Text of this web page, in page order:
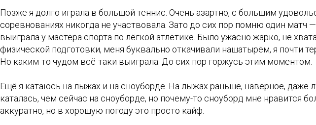
Позже я долго играла в большой теннис. Очень азартно, с большим
соревнованиях никогда не участвовала. Зато до сих пор помню один матч —
выиграла у мастера спорта по лёгкой атлетике. Было ужасно жарко, не
физической подготовки, меня буквально откачивали нашатырём, я почти
Но каким-то чудом всё-таки выиграла. До сих пор горжусь этим моментом.
Ещё я катаюсь на лыжах и на сноуборде. На лыжах раньше, наверное, даже
каталась, чем сейчас на сноуборде, но почему-то сноуборд мне нравится
аккуратно, но в хорошую погоду это просто кайф.